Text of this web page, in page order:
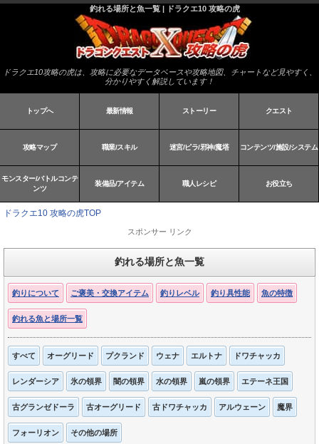
釣れる場所と魚一覧 | ドラクエ10 攻略の虎
ドラクエ10攻略の虎は、攻略に必要なデータベースや攻略地図、チャートなど見やすく、
分かりやすく解説しています！
トップへ 最新情報 ストーリー クエスト
攻略マップ 職業/スキル 迷宮/ピラ/邪神/魔塔 コンテンツ/施設/システム
モンスター/バトルコンテ
ンツ
装備品/アイテム 職人レシピ お役立ち
ドラクエ10 攻略の虎TOP
スポンサー リンク
釣れる場所と魚一覧
釣りについて ご褒美・交換アイテム 釣りレベル 釣り具性能 魚の特徴
釣れる魚と場所一覧
すべて オーグリード プクランド ウェナ エルトナ ドワチャッカ
レンダーシア 氷の領界 闇の領界 水の領界 嵐の領界 エテーネ王国
古グランゼドーラ 古オーグリード 古ドワチャッカ アルウェーン 魔界
フォーリオン その他の場所